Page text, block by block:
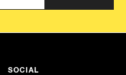
SOCIAL